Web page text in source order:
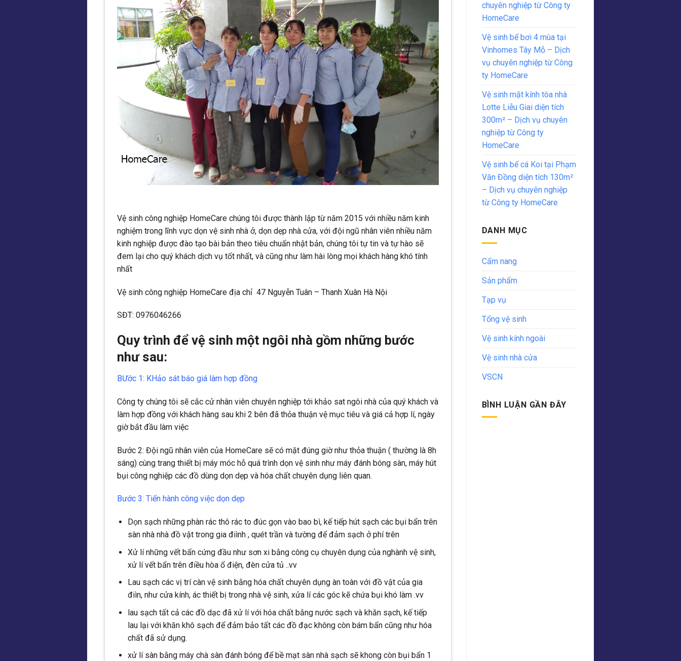
Vệ sinh công nghiệp HomeCare chúng tôi được thành lập từ năm 2015 với nhiều năm kinh
nghiệm trong lĩnh vực dọn vệ sinh nhà ở, dọn dẹp nhà cửa, với đội ngũ nhân viên nhiều năm
kinh nghiệp được đào tạo bài bản theo tiêu chuẩn nhật bản, chúng tôi tự tin và tự hào sẽ
đem lại cho quý khách dịch vụ tốt nhất, và cũng như làm hài lòng mọi khách hàng khó tính
nhất
Vệ sinh công nghiệp HomeCare địa chỉ 47 Nguyễn Tuân – Thanh Xuân Hà Nội
SĐT: 0976046266
Quy trình để vệ sinh một ngôi nhà gồm những bước
như sau:
BƯớc 1: KHảo sát báo giá làm hợp đồng
Công ty chúng tôi sẽ cắc cử nhân viên chuyên nghiệp tới khảo sat ngôi nhà của quý khách và
làm hợp đồng với khách hàng sau khi 2 bên đã thỏa thuận vệ mục tiêu và giá cả hợp lí, ngày
giờ bắt đầu làm việc
Bước 2: Đội ngũ nhân viên của HomeCare sẽ có mặt đúng giờ như thỏa thuận ( thường là 8h
sáng) cùng trang thiết bị máy móc hỗ quá trình dọn vệ sinh như máy đánh bóng sàn, máy hút
bụi công nghiệp các đồ dùng dọn dẹp và hóa chất chuyên dụng liên quan.
Bước 3: Tiến hành công việc dọn dẹp
Dọn sạch những phàn rác thô rác to đúc gọn vào bao bì, kế tiếp hút sạch các bụi bẩn trên
sàn nhà nhà đồ vật trong gia điình , quét trần và tường để đảm sạch ở phí trên
Xử lí những vết bẩn cứng đầu như sơn xi bằng công cụ chuyên dụng của nghành vệ sinh,
xử lí vết bẩn trên điều hòa ổ điện, đèn cửa tủ ..vv
Lau sạch các vị trí càn vệ sinh bằng hóa chất chuyên dụng àn toàn với đồ vật của gia
điìn, như cửa kính, ác thiết bị trong nhà vệ sinh, xửa lí các góc kẽ chứa bụi khó làm .vv
lau sạch tất cả các đồ dạc đã xử lí với hóa chất bằng nước sạch và khăn sạch, kế tiếp
lau lại với khăn khô sạch để đảm bảo tất các đồ đạc không còn bám bẩn cũng như hóa
chất đã sử dụng.
xử lí sàn bằng máy chà sàn đánh bóng để bề mạt sàn nhà sạch sẽ khong còn bụi bẩn 1
chuyên nghiệp từ Công ty
HomeCare
Vệ sinh bể bơi 4 mùa tại
Vinhomes Tây Mỗ – Dịch
vụ chuyên nghiệp từ Công
ty HomeCare
Vệ sinh mặt kính tòa nhà
Lotte Liễu Giai diện tích
300m² – Dịch vụ chuyên
nghiệp từ Công ty
HomeCare
Vệ sinh bể cá Koi tại Phạm
Văn Đồng diện tích 130m²
– Dịch vụ chuyên nghiệp
từ Công ty HomeCare
DANH MỤC
Cẩm nang
Sản phẩm
Tạp vụ
Tổng vệ sinh
Vệ sinh kính ngoài
Vệ sinh nhà cửa
VSCN
BÌNH LUẬN GẦN ĐÂY